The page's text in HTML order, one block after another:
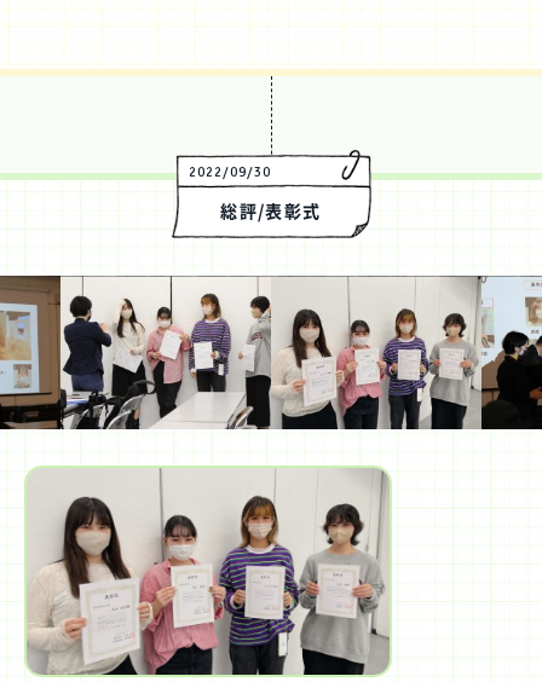
過去の作品動画を見る
2022/09/30
総評/表彰式